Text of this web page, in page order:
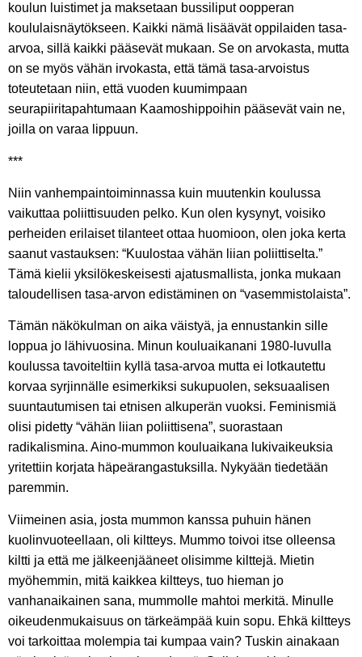
koulun luistimet ja maksetaan bussiliput oopperan
koululaisnäytökseen. Kaikki nämä lisäävät oppilaiden tasa-
arvoa, sillä kaikki pääsevät mukaan. Se on arvokasta, mutta
on se myös vähän irvokasta, että tämä tasa-arvoistus
toteutetaan niin, että vuoden kuumimpaan
seurapiiritapahtumaan Kaamoshippoihin pääsevät vain ne,
joilla on varaa lippuun.
***
Niin vanhempaintoiminnassa kuin muutenkin koulussa
vaikuttaa poliittisuuden pelko. Kun olen kysynyt, voisiko
perheiden erilaiset tilanteet ottaa huomioon, olen joka kerta
saanut vastauksen: “Kuulostaa vähän liian poliittiselta.”
Tämä kielii yksilökeskeisesti ajatusmallista, jonka mukaan
taloudellisen tasa-arvon edistäminen on “vasemmistolaista”.
Tämän näkökulman on aika väistyä, ja ennustankin sille
loppua jo lähivuosina. Minun kouluaikanani 1980-luvulla
koulussa tavoiteltiin kyllä tasa-arvoa mutta ei lotkautettu
korvaa syrjinnälle esimerkiksi sukupuolen, seksuaalisen
suuntautumisen tai etnisen alkuperän vuoksi. Feminismiä
olisi pidetty “vähän liian poliittisena”, suorastaan
radikalismina. Aino-mummon kouluaikana lukivaikeuksia
yritettiin korjata häpeärangastuksilla. Nykyään tiedetään
paremmin.
Viimeinen asia, josta mummon kanssa puhuin hänen
kuolinvuoteellaan, oli kiltteys. Mummo toivoi itse olleensa
kiltti ja että me jälkeenjääneet olisimme kilttejä. Mietin
myöhemmin, mitä kaikkea kiltteys, tuo hieman jo
vanhanaikainen sana, mummolle mahtoi merkitä. Minulle
oikeudenmukaisuus on tärkeämpää kuin sopu. Ehkä kiltteys
voi tarkoittaa molempia tai kumpaa vain? Tuskin ainakaan